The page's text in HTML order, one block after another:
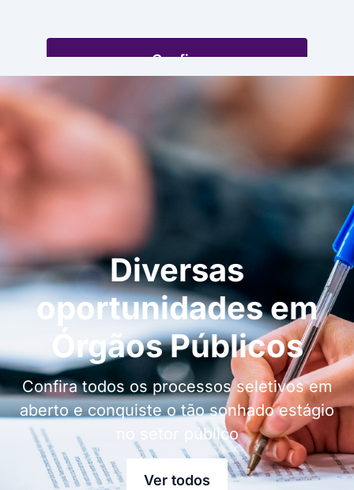
Confira
Diversas
oportunidades em
Órgãos Públicos
Confira todos os processos seletivos em
aberto e conquiste o tão sonhado estágio
no setor público
Ver todos